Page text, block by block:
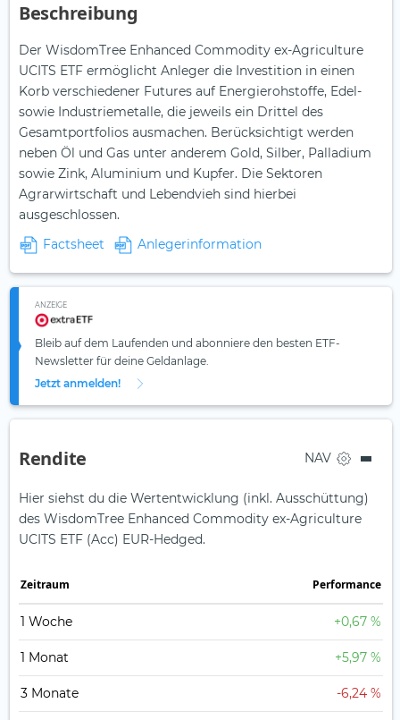
Beschreibung
Der WisdomTree Enhanced Commodity ex-Agriculture
UCITS ETF ermöglicht Anleger die Investition in einen
Korb verschiedener Futures auf Energierohstoffe, Edel-
sowie Industriemetalle, die jeweils ein Drittel des
Gesamtportfolios ausmachen. Berücksichtigt werden
neben Öl und Gas unter anderem Gold, Silber, Palladium
sowie Zink, Aluminium und Kupfer. Die Sektoren
Agrarwirtschaft und Lebendvieh sind hierbei
ausgeschlossen​.
Factsheet
Anlegerinformation
ANZEIGE
Bleib auf dem Laufenden und abonniere den besten ETF-
Newsletter für deine Geldanlage.
Jetzt anmelden!
Rendite NAV
Hier siehst du die Wertentwicklung (inkl. Ausschüttung)
des WisdomTree Enhanced Commodity ex-Agriculture
UCITS ETF (Acc) EUR-Hedged.
Zeit­raum Perfor­mance
1 Woche +0,67 %
1 Monat +5,97 %
3 Monate -6,24 %